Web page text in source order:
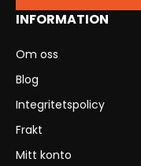
INFORMATION
Om oss
Blog
Integritetspolicy
Frakt
Mitt konto